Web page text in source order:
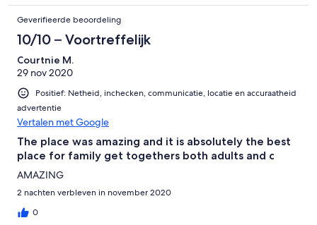
Geverifieerde beoordeling
10/10 – Voortreffelijk
Courtnie M.
29 nov 2020
Positief: Netheid, inchecken, communicatie, locatie en accuraatheid
advertentie
Vertalen met Google
The place was amazing and it is absolutely the best
place for family get togethers both adults and c
AMAZING
2 nachten verbleven in november 2020
0